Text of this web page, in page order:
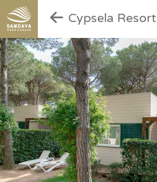
Cypsela Resort